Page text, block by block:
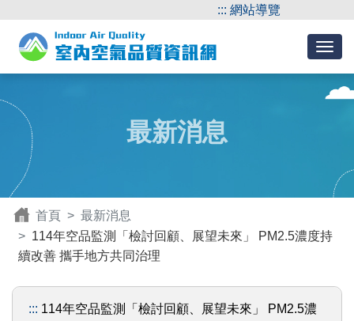
::: 網站導覽
最新消息
首頁
最新消息
114年空品監測「檢討回顧、展望未來」 PM2.5濃度持
續改善 攜手地方共同治理
::: 114年空品監測「檢討回顧、展望未來」 PM2.5濃